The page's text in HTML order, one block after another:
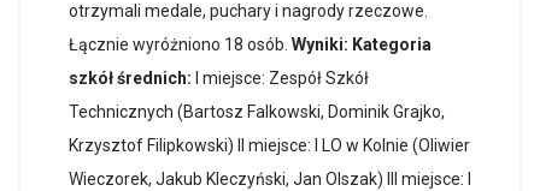
otrzymali medale, puchary i nagrody rzeczowe.
Łącznie wyróżniono 18 osób. Wyniki: Kategoria
szkół średnich: I miejsce: Zespół Szkół
Technicznych (Bartosz Falkowski, Dominik Grajko,
Krzysztof Filipkowski) II miejsce: I LO w Kolnie (Oliwier
Wieczorek, Jakub Kleczyński, Jan Olszak) III miejsce: I